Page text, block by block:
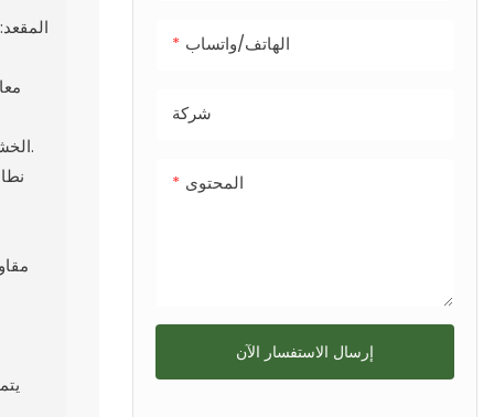
الخشب البلاستيكي: لا يتطلب صيانة، ومناسب للاستخدام الخارجي.
الهاتف/واتساب
شركة
المحتوى
إرسال الاستفسار الآن